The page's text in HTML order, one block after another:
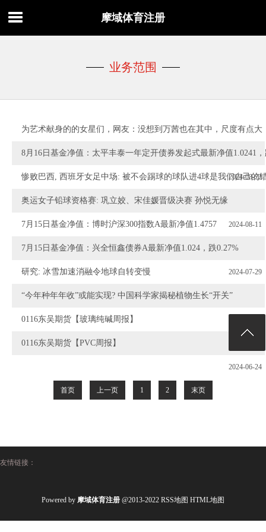
摩域体育注册
业务范围
为艺术献身的的女星们，网友：没想到万茜也在其中，尺度有点大
2024-08-23
8月16日基金净值：太平丰泰一年定开债券发起式最新净值1.0241，
2024-08-22
惨败巴西, 西班牙女足中场: 被不会踢球的球队进4球是我们自己的
奥运女子铅球资格赛: 巩立姣、宋佳媛晋级决赛 孙悦无缘
2024-08-11
7月15日基金净值：博时沪深300指数A最新净值1.4757
2024-07-29
7月15日基金净值：兴全恒鑫债券A最新净值1.024，跌0.27%
2024-07-29
研究: 冰雪加速消融令地球自转变慢
2024-07-22
“今年种年年收”或能实现? 中国科学家揭秘植物生长“开关”
0116东吴期货【玻璃纯碱周报】
0116东吴期货【PVC周报】
2024-06-24
首页 上一页 1 2 末页
友情链接：
Powered by 摩域体育注册 @2013-2022 RSS地图 HTML地图